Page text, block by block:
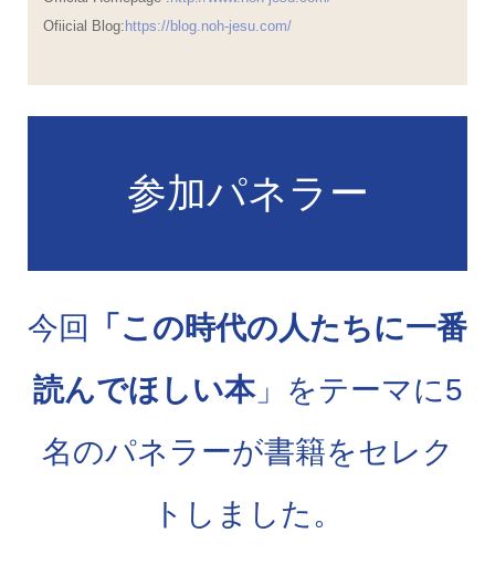
Ofiicial Blog: https://blog.noh-jesu.com/
参加パネラー
今回
「この時代の人たちに一番
読んでほしい本」をテーマに5
名のパネラーが書籍をセレク
トしました。